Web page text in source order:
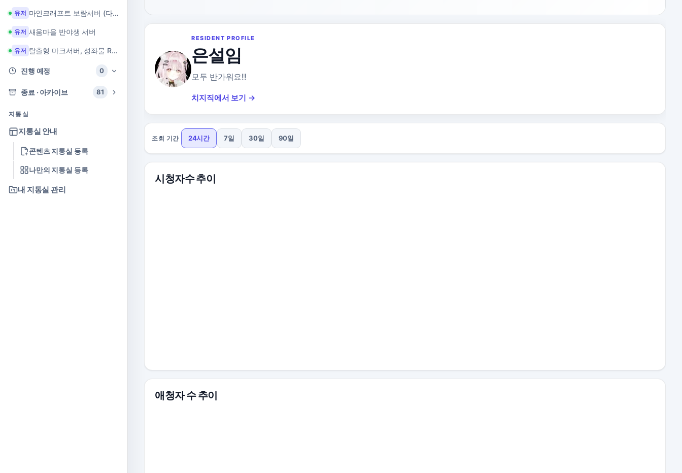
유저 마인크래프트 보람서버 (다이아 + 힐링 서버)
유저 새움마을 반야생 서버
유저 탈출형 마크서버, 성좌물 RPG 마크서버
진행 예정 0
종료 · 아카이브 81
지통실
지통실 안내
콘텐츠 지통실 등록
나만의 지통실 등록
내 지통실 관리
RESIDENT PROFILE
은설임
모두 반가워요!!
치지직에서 보기 →
조회 기간 24시간 7일 30일 90일
시청자수 추이
애청자 수 추이